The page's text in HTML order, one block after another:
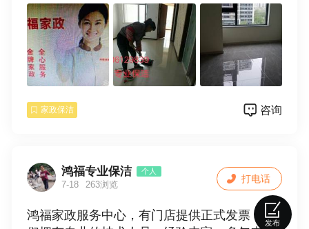
服务项目：
1，专业承接家庭〔单位〕保洁，新房开荒保
洁，旧居保洁，家庭保洁包括擦玻璃，门窗，
地面清洁，地角线，厨房，卫生间等保洁（烟
业保洁。
洗，输通下水道，换窗纱，拆装空调等一系列
家庭服务。
3，保姆，月嫂，钟点工，热情周到细心服务。
全天24小时为您服务，只要恁一个电话，我们
家政保洁 咨询
鸿福专业保洁 个人
7-18 263浏览
鸿福家政服务中心，有门店提供正式发票，我
打电话
发布